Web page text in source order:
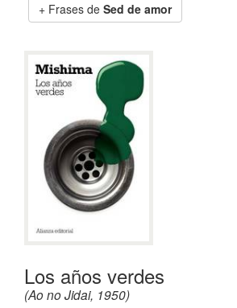
Frases de Sed de amor
Los años verdes
(Ao no Jidai, 1950)